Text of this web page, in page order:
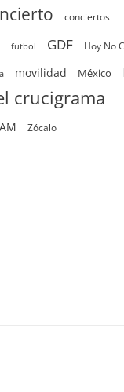
conciertos
futbol GDF Hoy No
movilidad México
crucigrama
Zócalo